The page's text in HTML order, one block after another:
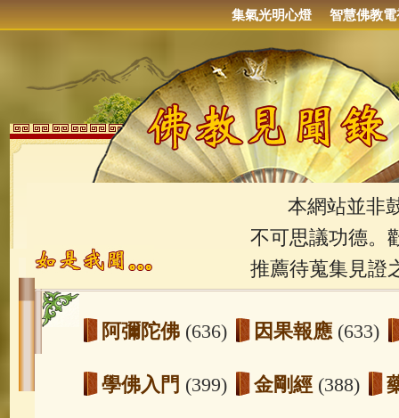
集氣光明心燈 智慧佛教電
本網站並非鼓
不可思議功德。
推薦待蒐集見證
阿彌陀佛 (636) 因果報應 (633)
學佛入門 (399) 金剛經 (388)